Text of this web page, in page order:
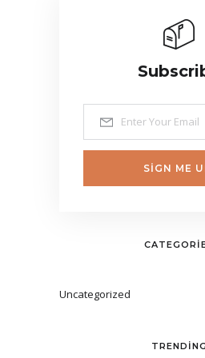
SIGN ME
Uncategorized
TRENDING